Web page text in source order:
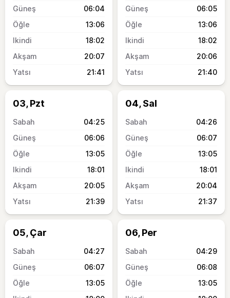
06:04
13:06
18:02
20:07
21:41
06:05
13:06
18:02
20:06
21:40
03, Pzt
04:25
06:06
13:05
18:01
20:05
21:39
04, Sal
04:26
06:07
13:05
18:01
20:04
21:37
05, Çar
04:27
06:07
13:05
06, Per
04:29
06:08
13:05